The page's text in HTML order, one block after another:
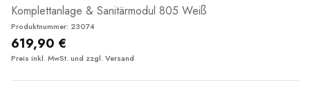
Komplettanlage & Sanitärmodul 805 Weiß
Produktnummer: 23074
619,90 €
Preis inkl. MwSt. und zzgl. Versand